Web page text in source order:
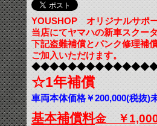
YOUSHOP オリジナルサポ
当店にてヤマハの新車スクー
下記盗難補償とパンク修理補
ご加入いただけます。
☆1年補償
車両本体価格￥200,000(税抜)
基本補償料金 ￥